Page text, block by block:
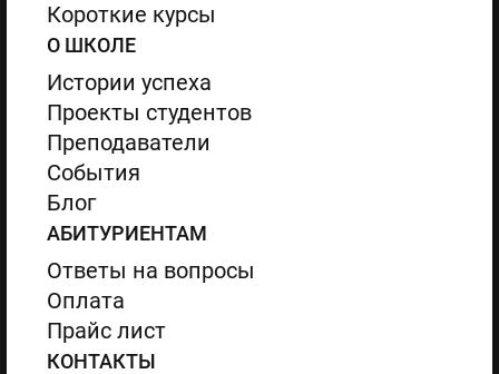
Короткие курсы
О ШКОЛЕ
Истории успеха
Проекты студентов
Преподаватели
События
Блог
АБИТУРИЕНТАМ
Ответы на вопросы
Оплата
Прайс лист
КОНТАКТЫ